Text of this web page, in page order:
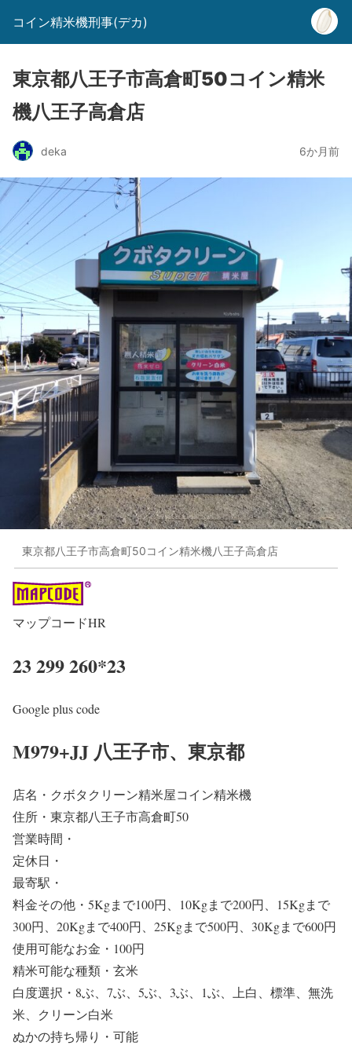
コイン精米機刑事(デカ)
東京都八王子市高倉町50コイン精米
機八王子高倉店
deka 6か月前
東京都八王子市高倉町50コイン精米機八王子高倉店
マップコードHR
23 299 260*23
Google plus code
M979+JJ 八王子市、東京都
店名・クボタクリーン精米屋コイン精米機
住所・東京都八王子市高倉町50
営業時間・
定休日・
最寄駅・
料金その他・5Kgまで100円、10Kgまで200円、15Kgまで
300円、20Kgまで400円、25Kgまで500円、30Kgまで600円
使用可能なお金・100円
精米可能な種類・玄米
白度選択・8ぶ、7ぶ、5ぶ、3ぶ、1ぶ、上白、標準、無洗
米、クリーン白米
ぬかの持ち帰り・可能